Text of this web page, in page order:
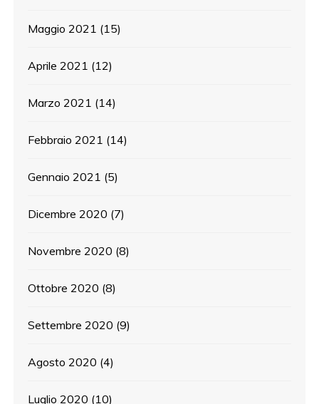
Maggio 2021 (15)
Aprile 2021 (12)
Marzo 2021 (14)
Febbraio 2021 (14)
Gennaio 2021 (5)
Dicembre 2020 (7)
Novembre 2020 (8)
Ottobre 2020 (8)
Settembre 2020 (9)
Agosto 2020 (4)
Luglio 2020 (10)